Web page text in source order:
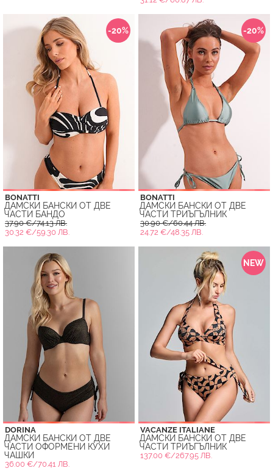
-20%
BONATTI
ДАМСКИ БАНСКИ ОТ ДВЕ
ЧАСТИ БАНДО
37.90 €/74.13 ЛВ.
30.32 €/59.30 ЛВ.
-20%
BONATTI
ДАМСКИ БАНСКИ ОТ ДВЕ
ЧАСТИ ТРИЪГЪЛНИК
30.90 €/60.44 ЛВ.
24.72 €/48.35 ЛВ.
DORINA
ДАМСКИ БАНСКИ ОТ ДВЕ
ЧАСТИ ОФОРМЕНИ КУХИ
ЧАШКИ
36.00 €/70.41 ЛВ.
NEW
VACANZE ITALIANE
ДАМСКИ БАНСКИ ОТ ДВЕ
ЧАСТИ ТРИЪГЪЛНИК
137.00 €/267.95 ЛВ.